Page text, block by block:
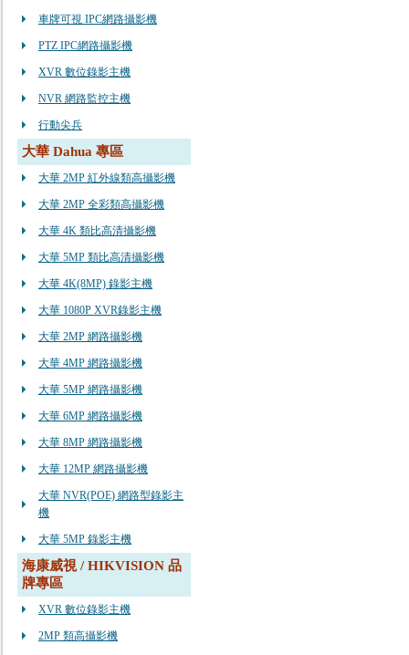
車牌可視 IPC網路攝影機
PTZ IPC網路攝影機
XVR 數位錄影主機
NVR 網路監控主機
行動尖兵
大華 Dahua 專區
大華 2MP 紅外線類高攝影機
大華 2MP 全彩類高攝影機
大華 4K 類比高清攝影機
大華 5MP 類比高清攝影機
大華 4K(8MP) 錄影主機
大華 1080P XVR錄影主機
大華 2MP 網路攝影機
大華 4MP 網路攝影機
大華 5MP 網路攝影機
大華 6MP 網路攝影機
大華 8MP 網路攝影機
大華 12MP 網路攝影機
大華 NVR(POE) 網路型錄影主
機
大華 5MP 錄影主機
海康威視 / HIKVISION 品
牌專區
XVR 數位錄影主機
2MP 類高攝影機